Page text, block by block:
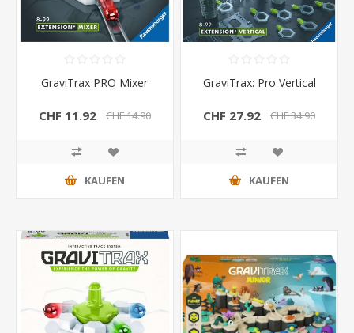
GraviTrax PRO Mixer
CHF 11.92 CHF 14.90
KAUFEN
GraviTrax: Pro Vertical
CHF 27.92 CHF 34.90
KAUFEN